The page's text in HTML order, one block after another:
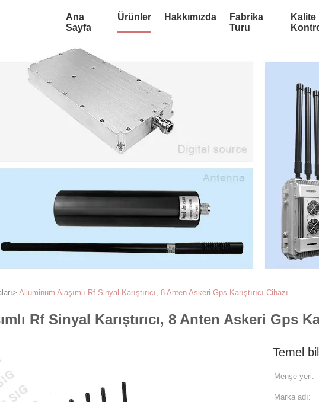
Ana
Sayfa
Ürünler Hakkımızda
Fabrika
Turu
Kalite
> Alluminum Alaşımlı Rf Sinyal Karıştırıcı, 8 Anten Askeri Gps Karıştırıcı Cihazı
Rf Sinyal Karıştırıcı, 8 Anten Askeri Gps
Temel
Menşe yeri:
Marka adı: